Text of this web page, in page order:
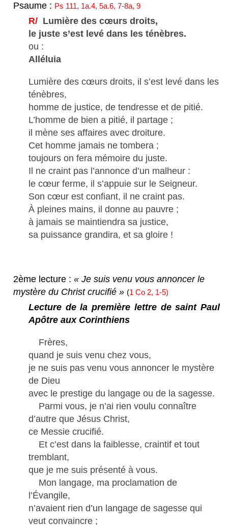
Psaume : Ps 111, 1a.4, 5a.6, 7-8a, 9
R/ Lumière des cœurs droits,
le juste s’est levé dans les ténèbres.
ou :
Alléluia
Lumière des cœurs droits, il s’est levé dans les
ténèbres,
homme de justice, de tendresse et de pitié.
L’homme de bien a pitié, il partage ;
il mène ses affaires avec droiture.
Cet homme jamais ne tombera ;
toujours on fera mémoire du juste.
Il ne craint pas l’annonce d’un malheur :
le cœur ferme, il s’appuie sur le Seigneur.
Son cœur est confiant, il ne craint pas.
À pleines mains, il donne au pauvre ;
à jamais se maintiendra sa justice,
sa puissance grandira, et sa gloire !
2ème lecture : « Je suis venu vous annoncer le
mystère du Christ crucifié » (1 Co 2, 1-5)
Lecture de la première lettre de saint Paul
Apôtre aux Corinthiens
Frères,
quand je suis venu chez vous,
je ne suis pas venu vous annoncer le mystère
de Dieu
avec le prestige du langage ou de la sagesse.
Parmi vous, je n’ai rien voulu connaître
d’autre que Jésus Christ,
ce Messie crucifié.
Et c’est dans la faiblesse, craintif et tout
tremblant,
que je me suis présenté à vous.
Mon langage, ma proclamation de
l’Évangile,
n’avaient rien d’un langage de sagesse qui
veut convaincre ;